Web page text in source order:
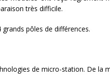
très difficile.
grands pôles de différences.
de micro-station. De la